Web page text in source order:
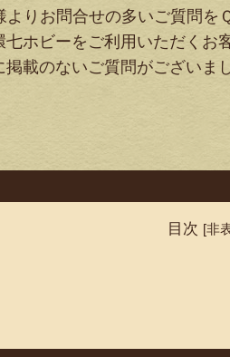
よりお問合せの多いご質問を
七ホビーをご利用いただくお
掲載のないご質問がございま
目次 [非